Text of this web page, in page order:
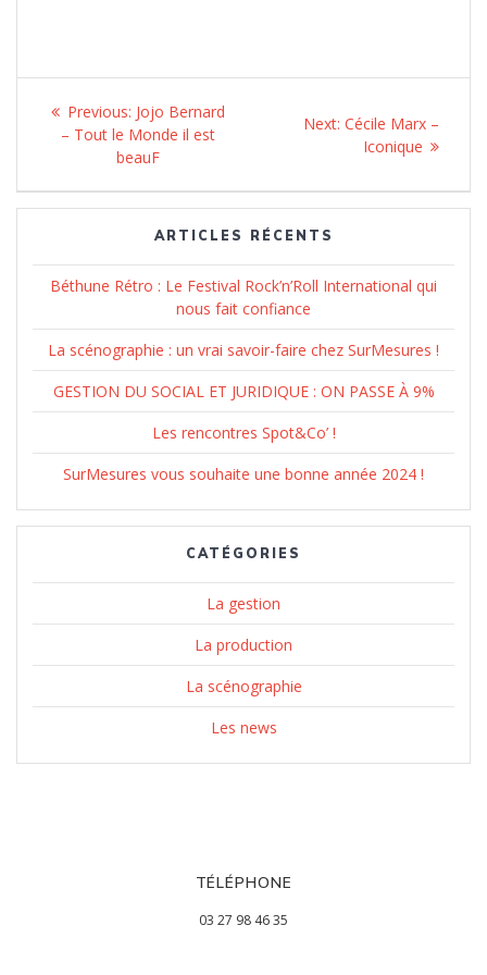
Navigation
l’article
Previous: Previous
post:
Jojo Bernard
– Tout le Monde il est
beauF
Next: Next
post:
Cécile Marx –
Iconique
ARTICLES RÉCENTS
Béthune Rétro : Le Festival Rock’n’Roll International qui
nous fait confiance
La scénographie : un vrai savoir-faire chez SurMesures !
GESTION DU SOCIAL ET JURIDIQUE : ON PASSE À 9%
Les rencontres Spot&Co’ !
SurMesures vous souhaite une bonne année 2024 !
CATÉGORIES
La gestion
La production
La scénographie
Les news
TÉLÉPHONE
03 27 98 46 35